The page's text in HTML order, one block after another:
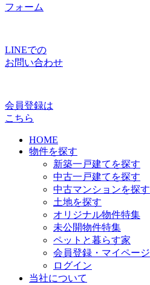
フォーム
LINEでの
お問い合わせ
会員登録は
こちら
HOME
物件を探す
新築一戸建てを探す
中古一戸建てを探す
中古マンションを探す
土地を探す
オリジナル物件特集
未公開物件特集
ペットと暮らす家
会員登録・マイページ
ログイン
当社について